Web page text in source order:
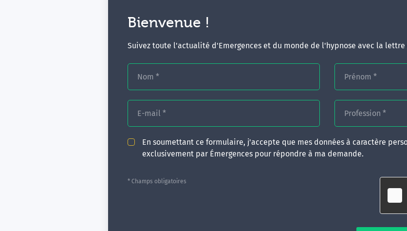
Bienvenue !
Suivez toute l'actualité d'Emergences et du monde de l'hypnose avec la
Nom * Prénom *
E-mail * Profession *
En soumettant ce formulaire, j'accepte que mes données à caractère
exclusivement par Émergences pour répondre à ma demande.
* Champs obligatoires
Le programme
Hypnose EUREKA : les mains de Rossi